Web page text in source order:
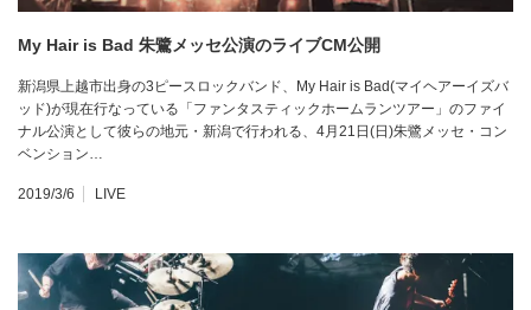
My Hair is Bad 朱鷺メッセ公演のライブCM公開
新潟県上越市出身の3ピースロックバンド、My Hair is Bad(マイヘアーイズバ
ッド)が現在行なっている「ファンタスティックホームランツアー」のファイ
ナル公演として彼らの地元・新潟で行われる、4月21日(日)朱鷺メッセ・コン
ベンション…
2019/3/6 LIVE